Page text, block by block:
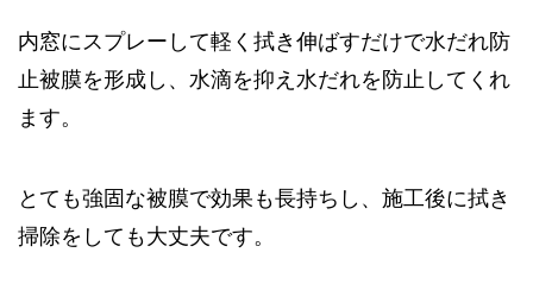
内窓にスプレーして軽く拭き伸ばすだけで水だれ防
止被膜を形成し、水滴を抑え水だれを防止してくれ
ます。
とても強固な被膜で効果も長持ちし、施工後に拭き
掃除をしても大丈夫です。